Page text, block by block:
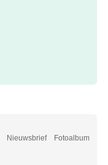
Nieuwsbrief
Fotoalbum